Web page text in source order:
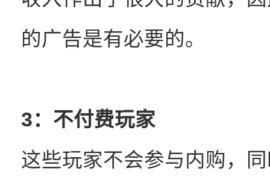
的广告是有必要的。
3：不付费玩家
这些玩家不会参与内购，